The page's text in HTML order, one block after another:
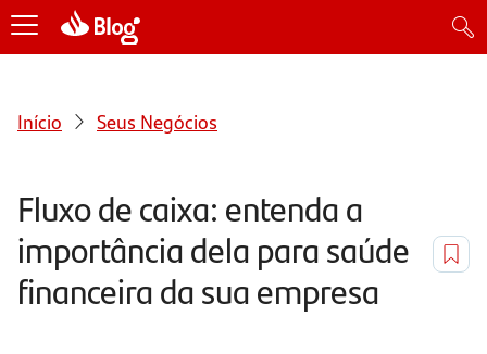
Início Seus Negócios
Fluxo de caixa: entenda a
importância dela para saúde
financeira da sua empresa